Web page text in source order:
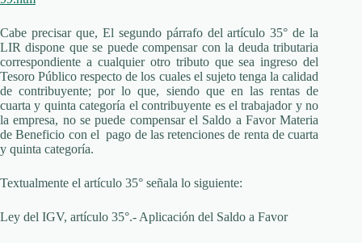
Cabe precisar que, El segundo párrafo del artículo 35° de la
LIR dispone que se puede compensar con la deuda tributaria
correspondiente a cualquier otro tributo que sea ingreso del
Tesoro Público respecto de los cuales el sujeto tenga la calidad
de contribuyente; por lo que, siendo que en las rentas de
cuarta y quinta categoría el contribuyente es el trabajador y no
la empresa, no se puede compensar el Saldo a Favor Materia
de Beneficio con el pago de las retenciones de renta de cuarta
y quinta categoría.
Textualmente el artículo 35° señala lo siguiente:
Ley del IGV, artículo 35°.- Aplicación del Saldo a Favor